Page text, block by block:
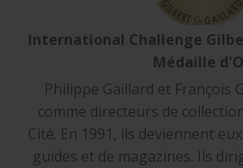
International Challenge
Médaille
Philippe Gaillard et François
comme directeurs de
Cité. En 1991, ils deviennent
guides et de magazines. Ils